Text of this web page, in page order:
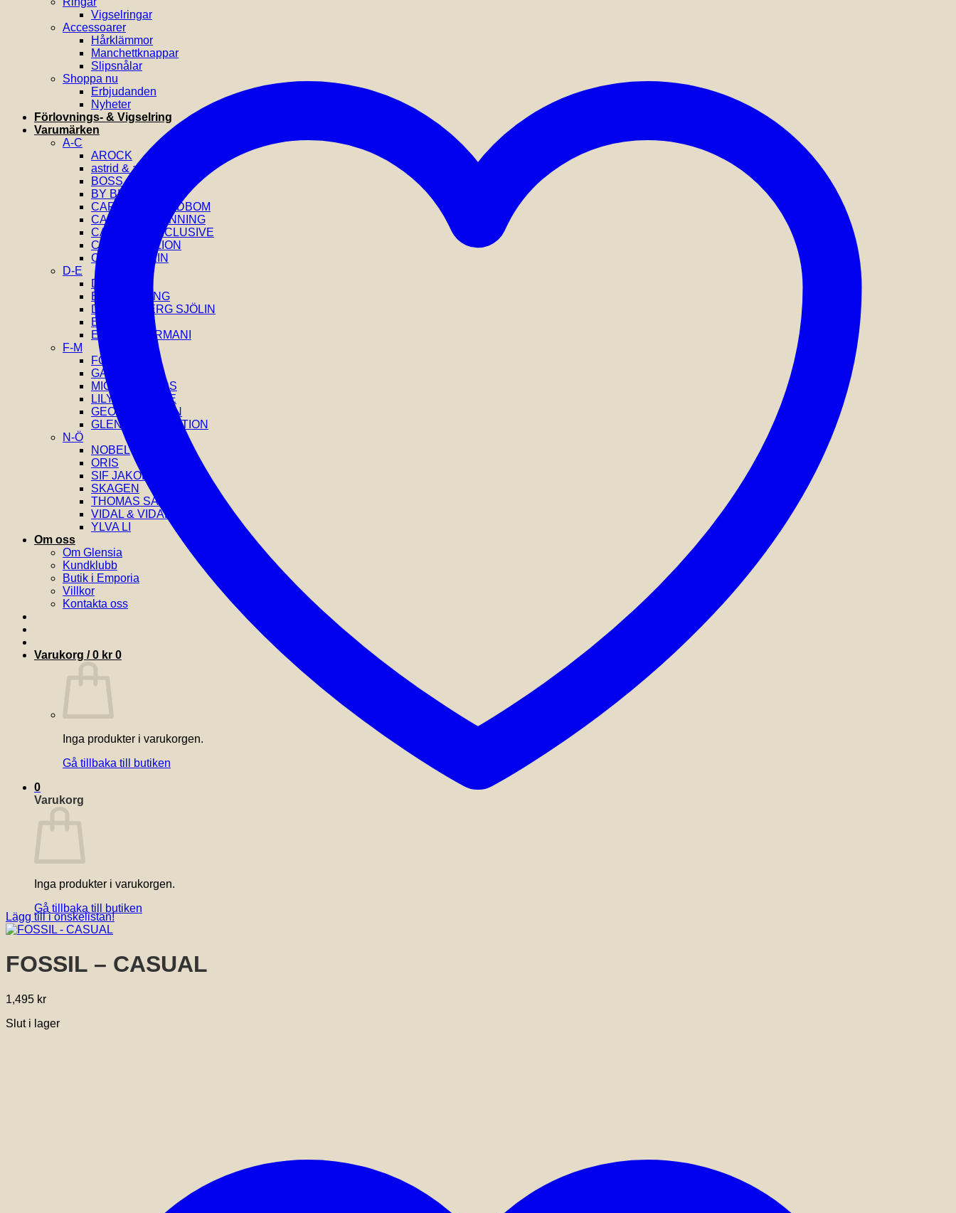
Vigselringar
Accessoarer
Hårklämmor
Manchettknappar
Slipsnålar
Shoppa nu
Erbjudanden
Nyheter
Förlovnings- & Vigselring
Varumärken
A-C
AROCK
astrid & agnes
BOSS
BY BILLGREN
CAROLINE SVEDBOM
CAROLINA GYNNING
CATWALK EXCLUSIVE
COEUR DE LION
CALVIN KLEIN
D-E
DIESEL
EFVA ATTLING
DRAKENBERG SJÖLIN
EDBLAD
EMPORIO ARMANI
F-M
FOSSIL
GANT
MICHAEL KORS
LILY AND ROSE
GEORG JENSEN
GLENSIA SELECTION
N-Ö
NOBEL
ORIS
SIF JAKOBS
SKAGEN
THOMAS SABO
VIDAL & VIDAL
YLVA LI
Om oss
Om Glensia
Kundklubb
Butik i Emporia
Villkor
Kontakta oss
Varukorg /0 kr 0
Inga produkter i varukorgen.
Gå tillbaka till butiken
0
Varukorg
Inga produkter i varukorgen.
Gå tillbaka till butiken
Lägg till i önskelistan!
FOSSIL – CASUAL
1,495 kr
Slut i lager